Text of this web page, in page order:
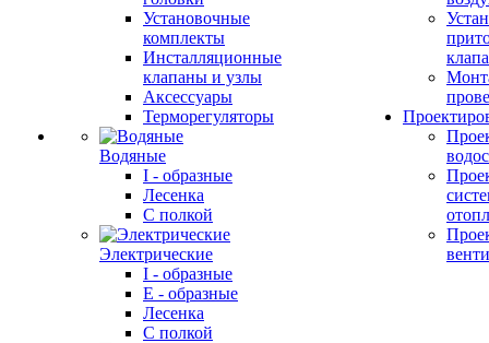
Установочные
комплекты
Инсталляционные
клапаны и узлы
Аксессуары
Терморегуляторы
Водяные
I - образные
Лесенка
С полкой
Электрические
I - образные
E - образные
Лесенка
С полкой